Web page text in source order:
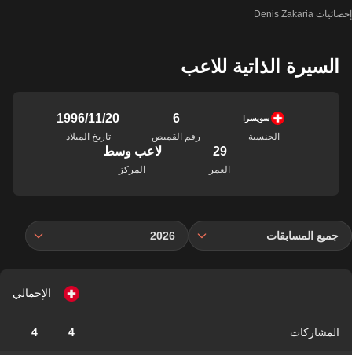
إحصائيات Denis Zakaria
السيرة الذاتية للاعب
سويسرا
الجنسية
6
رقم القميص
20‏/11‏/1996
تاريخ الميلاد
29
العمر
لاعب وسط
المركز
جميع المسابقات 2026
الإجمالي
المشاركات 4
4